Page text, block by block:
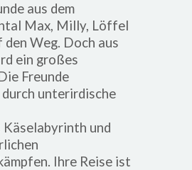
aus dem
Max, Milly, Löffel
den Weg. Doch aus
ein großes
Freunde
durch unterirdische
und
Ihre Reise ist